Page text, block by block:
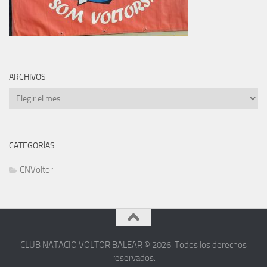
ARCHIVOS
Archivos
CATEGORÍAS
CNVoltor
CLUB NATACIO VOLTOR BALEAR © 2026. Todos los derechos
reservados.